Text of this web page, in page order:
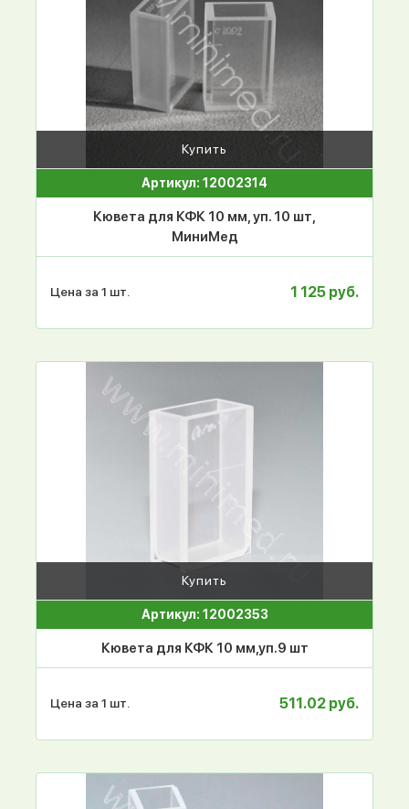
Купить
Артикул: 12002314
Кювета для КФК 10 мм, уп. 10 шт,
МиниМед
Цена за 1 шт. 1 125 руб.
Купить
Артикул: 12002353
Кювета для КФК 10 мм,уп.9 шт
Цена за 1 шт. 511.02 руб.